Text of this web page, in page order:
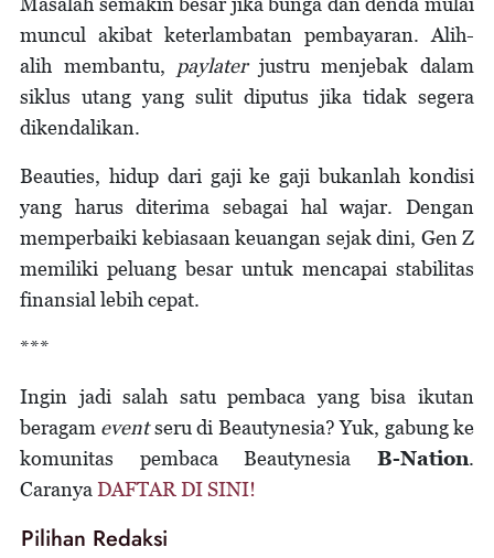
muncul akibat keterlambatan pembayaran. Alih-
alih membantu, paylaterjustru menjebak dalam
siklus utang yang sulit diputus jika tidak segera
dikendalikan.
Beauties, hidup dari gaji ke gaji bukanlah kondisi
yang harus diterima sebagai hal wajar. Dengan
memperbaiki kebiasaan keuangan sejak dini, Gen Z
memiliki peluang besar untuk mencapai stabilitas
finansial lebih cepat.
***
Ingin jadi salah satu pembaca yang bisa ikutan
beragam eventseru di Beautynesia? Yuk, gabung ke
komunitas pembaca Beautynesia B-Nation.
Caranya DAFTAR DI SINI!
Pilihan Redaksi